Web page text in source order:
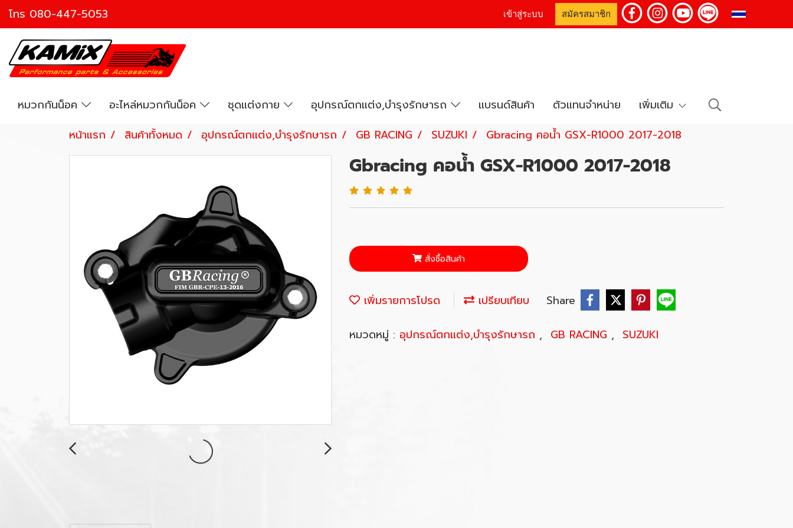
โทร 080-447-5053 เข้าสู่ระบบ สมัครสมาชิก
หมวกกันน็อค อะไหล่หมวกกันน็อค ชุดแต่งกาย อุปกรณ์ตกแต่ง,บำรุงรักษารถ แบรนด์สินค้า ตัวแทนจำหน่าย
เพิ่มเติม
หน้าแรก
สินค้าทั้งหมด อุปกรณ์ตกแต่ง,บำรุงรักษารถ GB RACING SUZUKI Gbracing คอน้ำ GSX-R1000 2017-2018
Gbracing คอน้ำ GSX-R1000 2017-2018
สั่งซื้อสินค้า
เพิ่มรายการโปรด เปรียบเทียบ Share
หมวดหมู่ : อุปกรณ์ตกแต่ง,บำรุงรักษารถ , GB RACING , SUZUKI